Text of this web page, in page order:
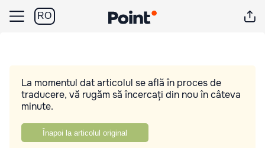
RO
La momentul dat articolul se află în proces de
traducere, vă rugăm să încercați din nou în câteva
minute.
Înapoi la articolul original